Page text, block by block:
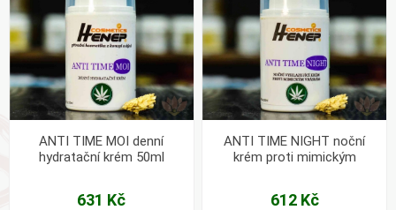
ANTI TIME MOI denní
hydratační krém 50ml
631 Kč
ANTI TIME NIGHT noční
krém proti mimickým
612 Kč